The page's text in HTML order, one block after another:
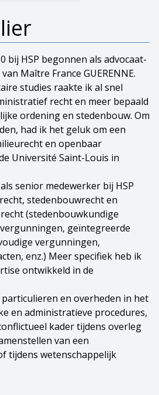
bij HSP begonnen als advocaat-
Maître France GUERENNE.
studies raakte ik al snel
recht en meer bepaald
ordening en stedenbouw. Om
had ik het geluk om een
en openbaar
Université Saint-Louis in
senior medewerker bij HSP
stedenbouwrecht en
(stedenbouwkundige
geïntegreerde
vergunningen,
enz.) Meer specifiek heb ik
ontwikkeld in de
en overheden in het
en administratieve procedures,
kader tijdens overleg
van een
tijdens wetenschappelijk